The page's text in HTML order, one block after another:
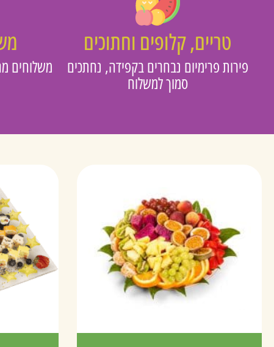
טריים, קלופים וחתוכים
פירות פרימיום נבחרים בקפידה, נחתכים
סמוך למשלוח
משלוחים